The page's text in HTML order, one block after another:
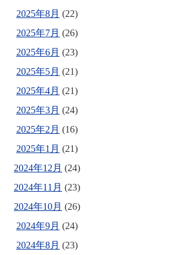
2025年8月 (22)
2025年7月 (26)
2025年6月 (23)
2025年5月 (21)
2025年4月 (21)
2025年3月 (24)
2025年2月 (16)
2025年1月 (21)
2024年12月 (24)
2024年11月 (23)
2024年10月 (26)
2024年9月 (24)
2024年8月 (23)